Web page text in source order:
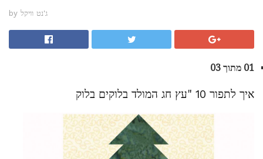
by ג'נט וויקל
01 מתוך 03
איך לתפור 10 "עץ חג המולד בלוקים בלוק